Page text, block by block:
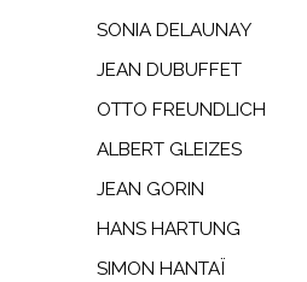
SONIA DELAUNAY
JEAN DUBUFFET
OTTO FREUNDLICH
ALBERT GLEIZES
JEAN GORIN
HANS HARTUNG
SIMON HANTAÏ